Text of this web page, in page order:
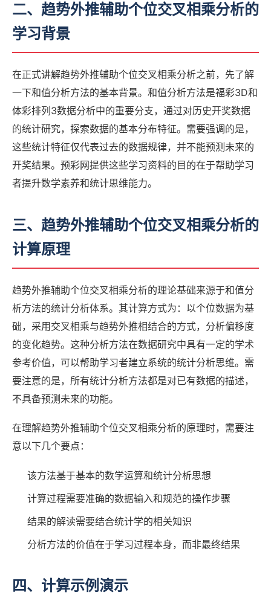
二、趋势外推辅助个位交叉相乘分析的
学习背景
在正式讲解趋势外推辅助个位交叉相乘分析之前，先了解
一下和值分析方法的基本背景。和值分析方法是福彩3D和
体彩排列3数据分析中的重要分支，通过对历史开奖数据
的统计研究，探索数据的基本分布特征。需要强调的是，
这些统计特征仅代表过去的数据规律，并不能预测未来的
开奖结果。预彩网提供这些学习资料的目的在于帮助学习
者提升数学素养和统计思维能力。
三、趋势外推辅助个位交叉相乘分析的
计算原理
趋势外推辅助个位交叉相乘分析的理论基础来源于和值分
析方法的统计分析体系。其计算方式为：以个位数据为基
础，采用交叉相乘与趋势外推相结合的方式，分析偏移度
的变化趋势。这种分析方法在数据研究中具有一定的学术
参考价值，可以帮助学习者建立系统的统计分析思维。需
要注意的是，所有统计分析方法都是对已有数据的描述，
不具备预测未来的功能。
在理解趋势外推辅助个位交叉相乘分析的原理时，需要注
意以下几个要点：
该方法基于基本的数学运算和统计分析思想
计算过程需要准确的数据输入和规范的操作步骤
结果的解读需要结合统计学的相关知识
分析方法的价值在于学习过程本身，而非最终结果
四、计算示例演示